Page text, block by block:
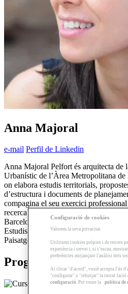
Anna Majoral
e-mail Perfil de Linkedin
Anna Majoral Pelfort és arquitecta de
Urbanístic de l’Àrea Metropolitana
on elabora estudis territorials,
d’estructura i documents de
compagina el seu exercici
recerca al departament d'Urbanisme
Barcelona (ETSAB), on imparteix
Estudis d'Arquitectura i de paisatge
Paisatge.
Programes relacionats
Configuració de cookies
Valorem la seva privacitat
Utilitzem cookies pròpies i de tercers
experiència i servei i, si s’escau,
preferències mitjançant l'anàlisi dels
Al clicar "d'acord", vostè accepta l'ús
"configurar" o "rebutjar" la instal·lació
configuració . Pot veure la política de